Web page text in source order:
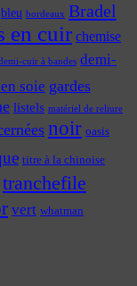
bleu bordeaux Bradel
en cuir chemise
cuir à bandes demi-
soie gardes
listels matériel de reliure
noir oasis
titre à la chinoise
tranchefile
vert whatman